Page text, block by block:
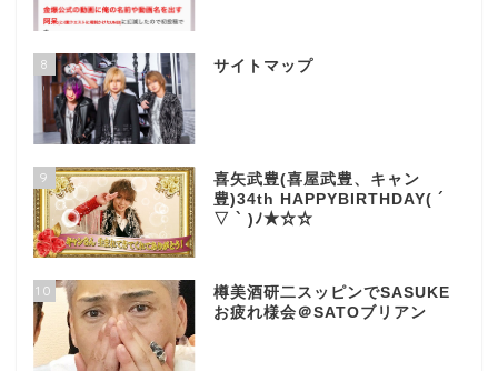
8 サイトマップ
9
喜矢武豊(喜屋武豊、キャン
豊)34th HAPPYBIRTHDAY( ´
▽ ` )ﾉ★☆☆
10
樽美酒研二スッピンでSASUKE
お疲れ様会＠SATOブリアン